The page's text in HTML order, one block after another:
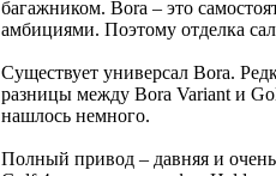
багажником. Bora – это
амбициями. Поэтому отделка
Существует универсал Bora.
разницы между Bora Variant и
нашлось немного.
Полный привод – давняя и